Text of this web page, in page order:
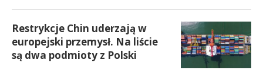
Restrykcje Chin uderzają w
europejski przemysł. Na liście
są dwa podmioty z Polski